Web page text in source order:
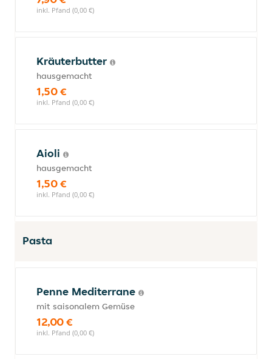
inkl. Pfand (0,00 €)
Kräuterbutter
hausgemacht
1,50 €
inkl. Pfand (0,00 €)
Aioli
hausgemacht
1,50 €
inkl. Pfand (0,00 €)
Pasta
Penne Mediterrane
mit saisonalem Gemüse
12,00 €
inkl. Pfand (0,00 €)